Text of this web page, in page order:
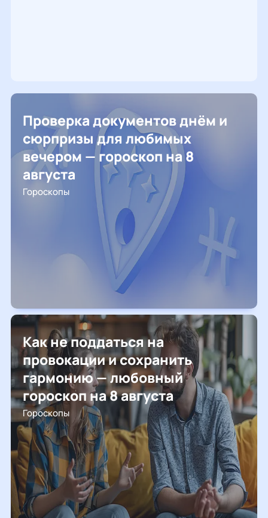
Проверка документов днём и
сюрпризы для любимых
вечером — гороскоп на 8
августа
Гороскопы
Как не поддаться на
провокации и сохранить
гармонию — любовный
гороскоп на 8 августа
Гороскопы